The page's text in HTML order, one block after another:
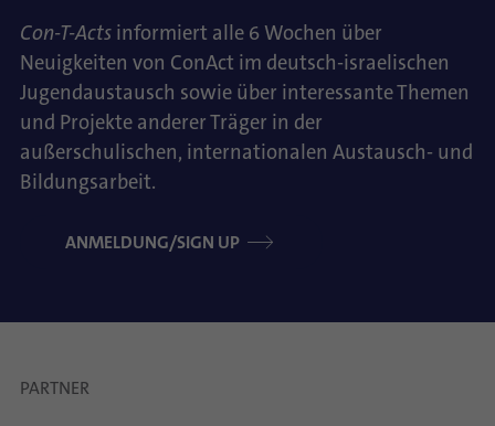
Con-T-Acts informiert alle 6 Wochen über
Neuigkeiten von ConAct im deutsch-israelischen
Jugendaustausch sowie über interessante Themen
und Projekte anderer Träger in der
außerschulischen, internationalen Austausch- und
Bildungsarbeit.
ANMELDUNG/SIGN UP
PARTNER